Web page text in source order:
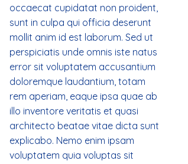
occaecat cupidatat non proident,
sunt in culpa qui officia deserunt
mollit anim id est laborum. Sed ut
perspiciatis unde omnis iste natus
error sit voluptatem accusantium
doloremque laudantium, totam
rem aperiam, eaque ipsa quae ab
illo inventore veritatis et quasi
architecto beatae vitae dicta sunt
explicabo. Nemo enim ipsam
voluptatem quia voluptas sit